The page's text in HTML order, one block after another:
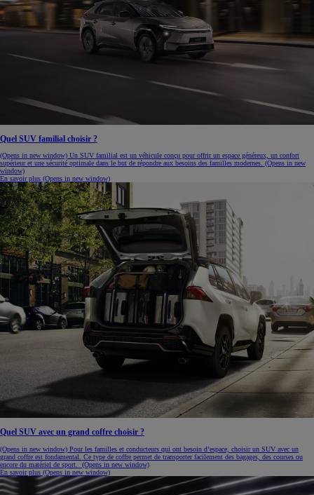
Quel SUV familial choisir ?
(Opens in new window) Un SUV familial est un véhicule conçu pour offrir un espace généreux, un confort
supérieur et une sécurité optimale dans le but de répondre aux besoins des familles modernes. (Opens in new
window)
En savoir plus (Opens in new window)
Quel SUV avec un grand coffre choisir ?
(Opens in new window) Pour les familles et conducteurs qui ont besoin d’espace, choisir un SUV avec un
grand coffre est fondamental. Ce type de coffre permet de transporter facilement des bagages, des courses ou
encore du matériel de sport. (Opens in new window)
En savoir plus (Opens in new window)